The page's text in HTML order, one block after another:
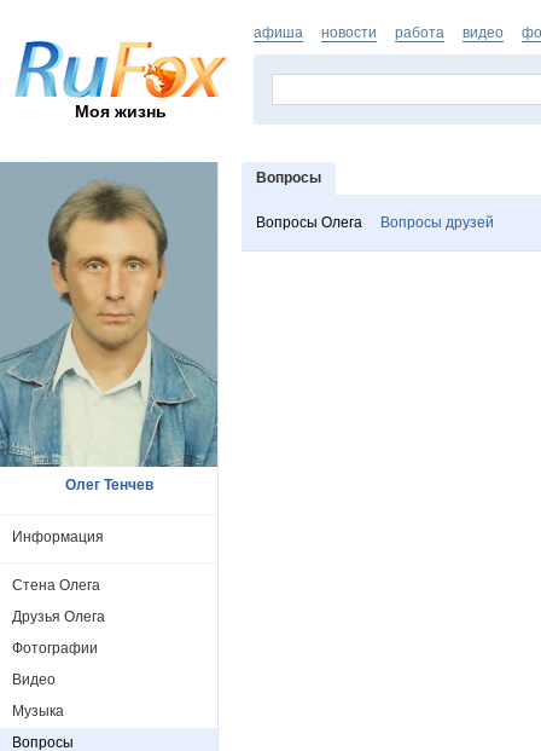
Моя жизнь
афиша новости работа видео
Вопросы
Вопросы Олега Вопросы друзей
Олег Тенчев
Информация
Стена Олега
Друзья Олега
Фотографии
Видео
Музыка
Вопросы